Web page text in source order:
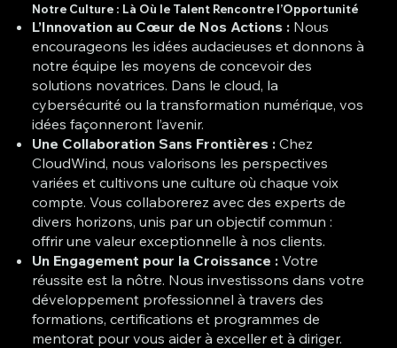
Notre Culture : Là Où le Talent Rencontre l’Opportunité
L’Innovation au Cœur de Nos Actions :Nous
encourageons les idées audacieuses et donnons à
notre équipe les moyens de concevoir des
solutions novatrices. Dans le cloud, la
cybersécurité ou la transformation numérique, vos
idées façonneront l’avenir.
Une Collaboration Sans Frontières : Chez
CloudWind, nous valorisons les perspectives
variées et cultivons une culture où chaque voix
compte. Vous collaborerez avec des experts de
divers horizons, unis par un objectif commun :
offrir une valeur exceptionnelle à nos clients.
Un Engagement pour la Croissance : Votre
réussite est la nôtre. Nous investissons dans votre
développement professionnel à travers des
formations, certifications et programmes de
mentorat pour vous aider à exceller et à diriger.